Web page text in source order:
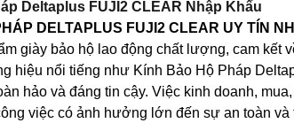
DELTAPLUS FUJI2 CLEAR UY TÍN
giày bảo hộ lao động chất lượng, cam kết
hiệu nổi tiếng như Kính Bảo Hộ Pháp
hảo và đáng tin cậy. Việc kinh doanh,
việc có ảnh hưởng lớn đến sự an toàn và